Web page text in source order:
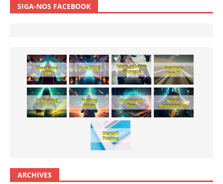
SIGA-NOS FACEBOOK
ARCHIVES